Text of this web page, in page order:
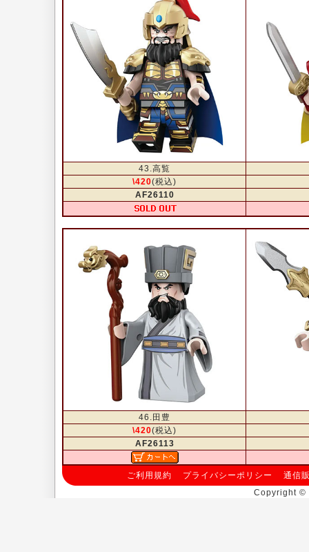
43.高覧
\420(税込)
AF26110
46.田豊
\420(税込)
AF26113
ご利用規約 プライバシーポリシー
通信
Copyright ©